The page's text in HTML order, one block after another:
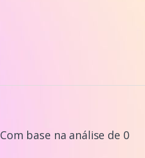
Com base na análise de 0